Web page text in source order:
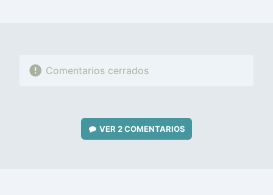
Comentarios cerrados
VER2 COMENTARIOS